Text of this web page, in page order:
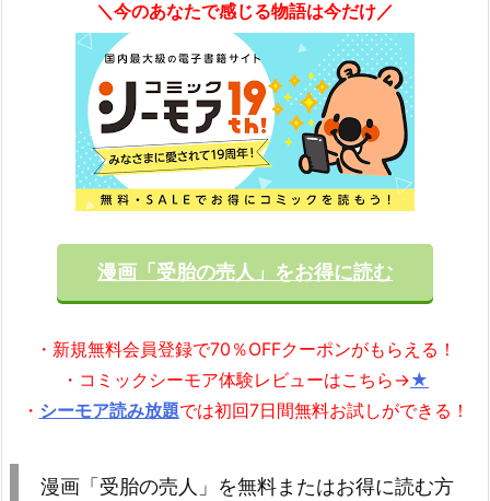
＼今のあなたで感じる物語は今だけ／
漫画「受胎の売人」をお得に読む
・新規無料会員登録で70％OFFクーポンがもらえる！
・コミックシーモア体験レビューはこちら→★
・ シーモア読み放題では初回7日間無料お試しができる！
漫画「受胎の売人」を無料またはお得に読む方